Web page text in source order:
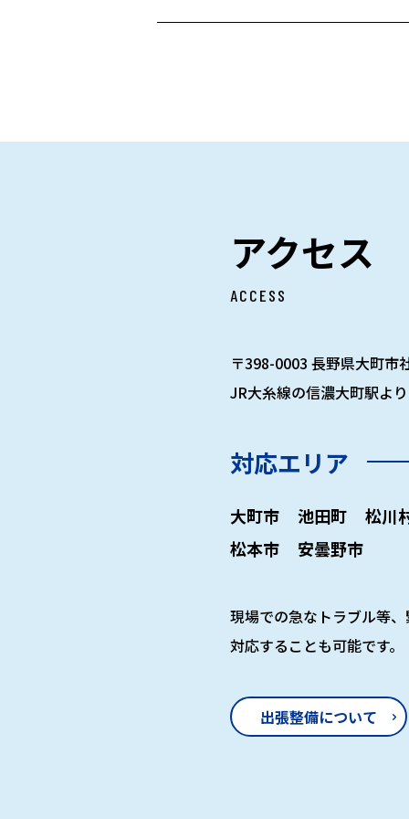
アクセス
ACCESS
〒398-0003 長野県大町市
JR大糸線の信濃大町駅よ
対応エリア
大町市 池田町
松川
松本市
安曇野市
現場での急なトラブル等
対応することも可能です。
出張整備について